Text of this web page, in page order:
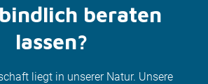
beraten
lassen?
liegt in unserer Natur. Unsere